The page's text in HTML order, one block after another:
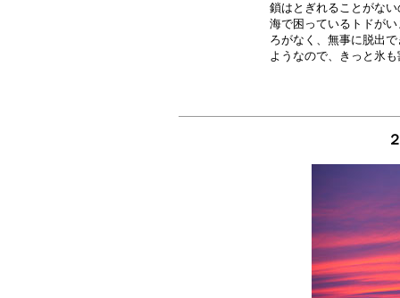
鎖はとぎれることがな
海で困っているトドが
ろがなく、無事に脱出